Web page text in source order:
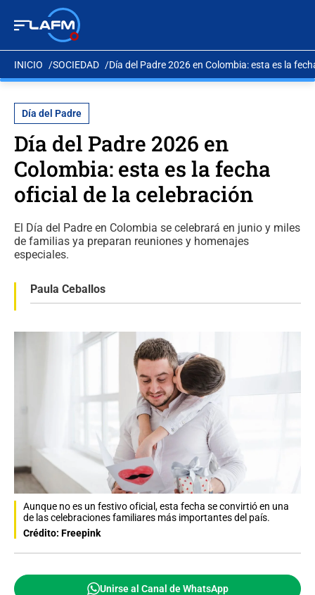
INICIO SOCIEDAD Día del Padre 2026 en Colombia: esta es la
Día del Padre
Día del Padre 2026 en
Colombia: esta es la fecha
oficial de la celebración
El Día del Padre en Colombia se celebrará en junio y miles
de familias ya preparan reuniones y homenajes
especiales.
Paula Ceballos
Aunque no es un festivo oficial, esta fecha se convirtió en una
de las celebraciones familiares más importantes del país.
Crédito: Freepink
Unirse al Canal de WhatsApp